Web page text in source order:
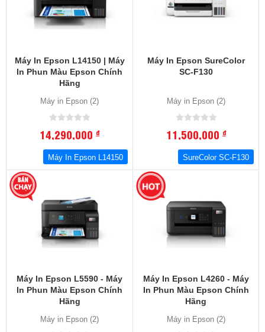
Máy In Epson L14150 | Máy
In Phun Màu Epson Chính
Hãng
Máy in Epson (2)
14,290,000đ
Máy In Epson L14150
Máy In Epson SureColor
SC-F130
Máy in Epson (2)
11,500,000đ
SureColor SC-F130
Máy In Epson L5590 - Máy
In Phun Màu Epson Chính
Hãng
Máy in Epson (2)
Máy In Epson L4260 - Máy
In Phun Màu Epson Chính
Hãng
Máy in Epson (2)